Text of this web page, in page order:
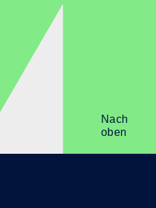
Nach
oben